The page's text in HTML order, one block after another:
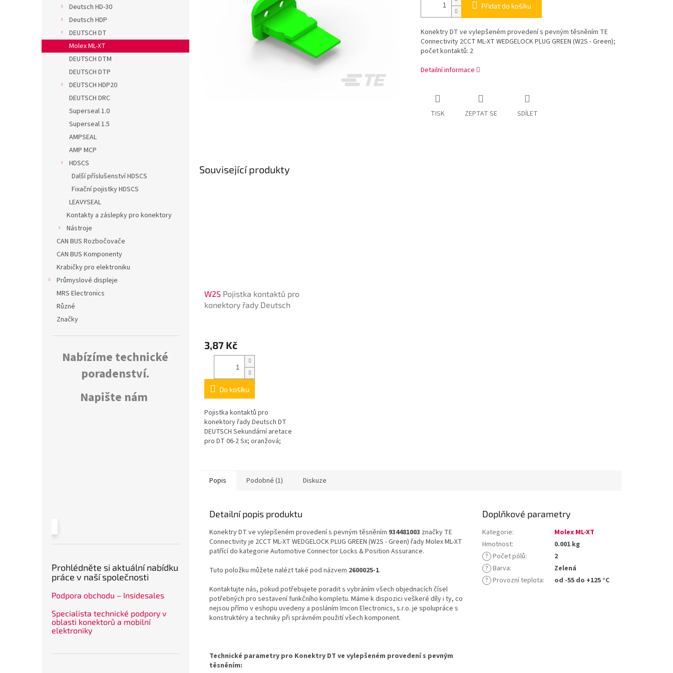
Deutsch HD-30
Deutsch HDP
DEUTSCH DT
Molex ML-XT
DEUTSCH DTM
DEUTSCH DTP
DEUTSCH HDP20
DEUTSCH DRC
Superseal 1.0
Superseal 1.5
AMPSEAL
AMP MCP
HDSCS
Další příslušenství HDSCS
Fixační pojistky HDSCS
LEAVYSEAL
Kontakty a záslepky pro konektory
Nástroje
CAN BUS Rozbočovače
CAN BUS Komponenty
Krabičky pro elektroniku
Průmyslové displeje
MRS Electronics
Různé
Značky
Nabízíme technické
poradenství.
Napište nám
Prohlédněte si aktuální nabídku
práce v naší společnosti
Podpora obchodu – Insidesales
Specialista technické podpory v
oblasti konektorů a mobilní
elektroniky
Přidat do košíku
Konektry DT ve vylepšeném provedení s pevným těsněním TE
Connectivity 2CCT ML-XT WEDGELOCK PLUG GREEN (W2S - Green);
počet kontaktů: 2
Detailní informace
TISK ZEPTAT SE SDÍLET
Související produkty
W2S Pojistka kontaktů pro
konektory řady Deutsch
3,87 Kč
Do košíku
Pojistka kontaktů pro
konektory řady Deutsch DT
DEUTSCH Sekundární aretace
pro DT 06-2 Sx; oranžová;
Popis Podobné (1) Diskuze
Detailní popis produktu
Konektry DT ve vylepšeném provedení s pevným těsněním 934481003 značky TE
Connectivity je 2CCT ML-XT WEDGELOCK PLUG GREEN (W2S - Green) řady Molex ML-XT
patřící do kategorie Automotive Connector Locks & Position Assurance.
Tuto položku můžete nalézt také pod názvem 2600025-1.
Kontaktujte nás, pokud potřebujete poradit s vybráním všech objednacích čísel
potřebných pro sestavení funkčního kompletu. Máme k dispozici veškeré díly i ty, co
nejsou přímo v eshopu uvedeny a posláním Imcon Electronics, s.r.o. je spolupráce s
konstruktéry a techniky při správném použití všech komponent.
Technické parametry pro Konektry DT ve vylepšeném provedení s pevným
těsněním:
Doplňkové parametry
Kategorie:
Molex ML-XT
Hmotnost:
0.001 kg
? Počet pólů:
2
? Barva:
Zelená
? Provozní teplota: od -55 do +125 °C